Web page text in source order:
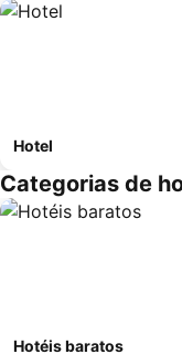
Hotel
Categorias de
Hotéis baratos